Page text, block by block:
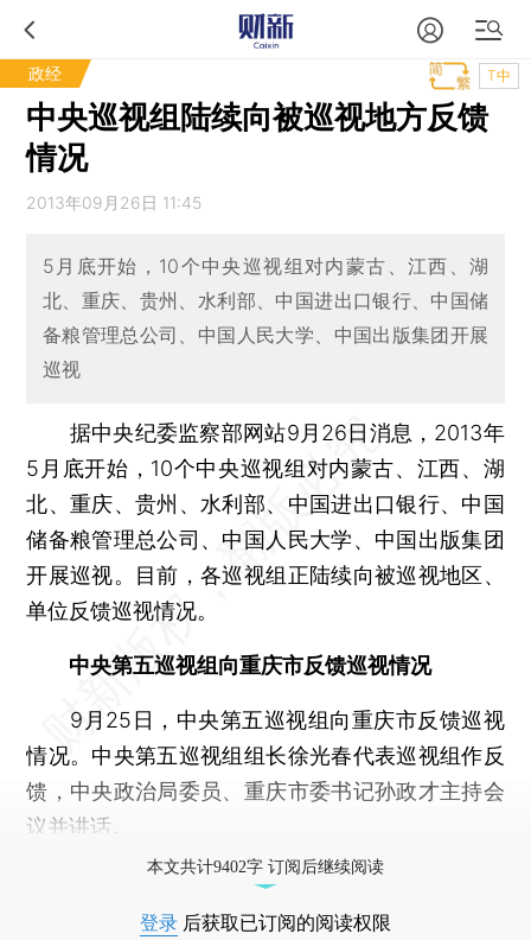
政经 T中
中央巡视组陆续向被巡视地方反馈
情况
2013年09月26日 11:45
5月底开始，10个中央巡视组对内蒙古、江西、湖
北、重庆、贵州、水利部、中国进出口银行、中国储
备粮管理总公司、中国人民大学、中国出版集团开展
巡视
据中央纪委监察部网站9月26日消息，2013年
5月底开始，10个中央巡视组对内蒙古、江西、湖
北、重庆、贵州、水利部、中国进出口银行、中国
储备粮管理总公司、中国人民大学、中国出版集团
开展巡视。目前，各巡视组正陆续向被巡视地区、
单位反馈巡视情况。
中央第五巡视组向重庆市反馈巡视情况
9月25日，中央第五巡视组向重庆市反馈巡视
情况。中央第五巡视组组长徐光春代表巡视组作反
馈，中央政治局委员、重庆市委书记孙政才主持会
议并讲话。
本文共计9402字 订阅后继续阅读
登录 后获取已订阅的阅读权限